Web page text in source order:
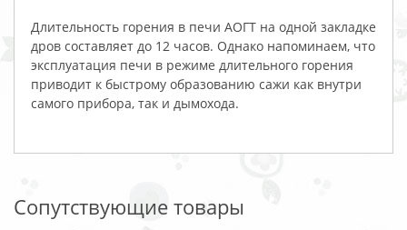
Длительность горения в печи АОГТ на одной закладке
дров составляет до 12 часов. Однако напоминаем, что
эксплуатация печи в режиме длительного горения
приводит к быстрому образованию сажи как внутри
самого прибора, так и дымохода.
Сопутствующие товары